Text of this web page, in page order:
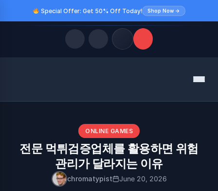
Special Offer: Get 50% Off Today! Shop Now →
Menu
ONLINE GAMES
전문 먹튀검증업체를 활용하면 위험
관리가 달라지는 이유
chromatypist June 20, 2026